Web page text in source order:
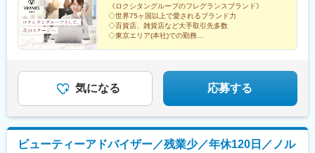
《ロクシタングループのフレグランスブランド》
◇世界75ヶ国以上で愛されるブランド力
◇百貨店、雑貨店など大手取引先多数
◇東京エリア(本社)での勤務
気になる 応募する
ビューティーアドバイザー／残業少／年休120日／ノル